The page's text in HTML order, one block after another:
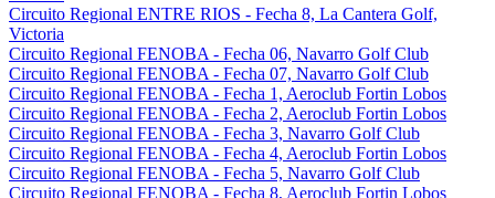
Circuito Regional ENTRE RIOS - Fecha 8, La Cantera Golf,
Victoria
Circuito Regional FENOBA - Fecha 06, Navarro Golf Club
Circuito Regional FENOBA - Fecha 07, Navarro Golf Club
Circuito Regional FENOBA - Fecha 1, Aeroclub Fortin Lobos
Circuito Regional FENOBA - Fecha 2, Aeroclub Fortin Lobos
Circuito Regional FENOBA - Fecha 3, Navarro Golf Club
Circuito Regional FENOBA - Fecha 4, Aeroclub Fortin Lobos
Circuito Regional FENOBA - Fecha 5, Navarro Golf Club
Circuito Regional FENOBA - Fecha 8, Aeroclub Fortin Lobos